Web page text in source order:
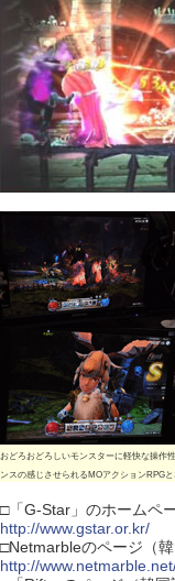
おどろおどろしいモンスターに軽快な操作
ンスの感じさせられるMOアクションRPGと
□「G-Star」のホームペ
http://www.gstar.or.kr/
□Netmarbleのページ（韓
http://